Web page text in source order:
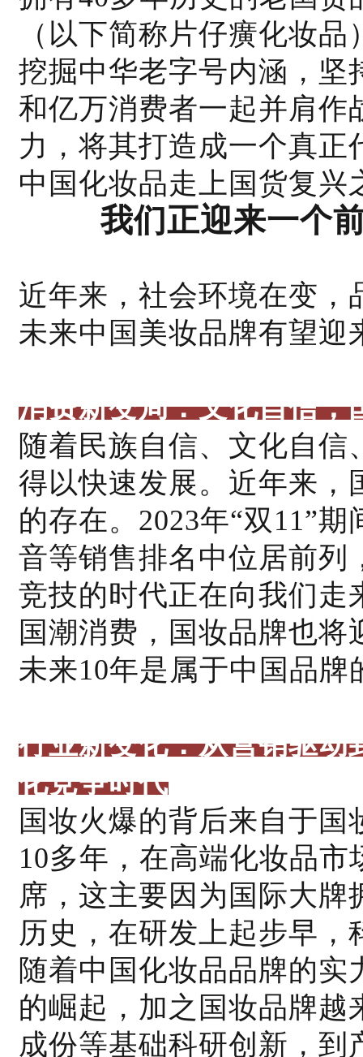
（以下简称片仔癀化妆
挖掘中华老字号内涵，坚
和亿万消费者一起并肩作
力，将其打造成一个真
中国化妆品走上国货复兴
我们正迎来一个
近年来，社会环境在变，
未来中国美妆品牌有望迎
消费新变局：文化自信，
随着民族自信、文化自
得以快速发展。近年来，
的存在。2023年“双11”
音等销售排名中位居前列
竞技的时代正在向我们走
国潮消费，国妆品牌也
未来10年是属于中国品牌
行业新变化：从营销驱动
化竞争时代
国妆火爆的背后来自于
10多年，在高端化妆品
席，这主要因为国际大
历史，在研发上起步早
随着中国化妆品品牌的
的崛起，加之国妆品牌
成份等基础科研创新，